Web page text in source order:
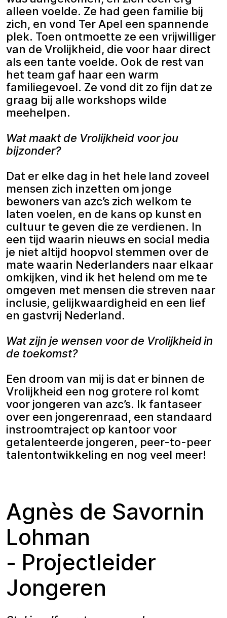
alleen voelde. Ze had geen familie bij
zich, en vond Ter Apel een spannende
plek. Toen ontmoette ze een vrijwilliger
van de Vrolijkheid, die voor haar direct
als een tante voelde. Ook de rest van
het team gaf haar een warm
familiegevoel. Ze vond dit zo fijn dat ze
graag bij alle workshops wilde
meehelpen.
Wat maakt de Vrolijkheid voor jou
bijzonder?
Dat er elke dag in het hele land zoveel
mensen zich inzetten om jonge
bewoners van azc’s zich welkom te
laten voelen, en de kans op kunst en
cultuur te geven die ze verdienen. In
een tijd waarin nieuws en social media
je niet altijd hoopvol stemmen over de
mate waarin Nederlanders naar elkaar
omkijken, vind ik het helend om me te
omgeven met mensen die streven naar
inclusie, gelijkwaardigheid en een lief
en gastvrij Nederland.
Wat zijn je wensen voor de Vrolijkheid in
de toekomst?
Een droom van mij is dat er binnen de
Vrolijkheid een nog grotere rol komt
voor jongeren van azc’s. Ik fantaseer
over een jongerenraad, een standaard
instroomtraject op kantoor voor
getalenteerde jongeren, peer-to-peer
talentontwikkeling en nog veel meer!
Agnès de Savornin
Lohman
- Projectleider
Jongeren